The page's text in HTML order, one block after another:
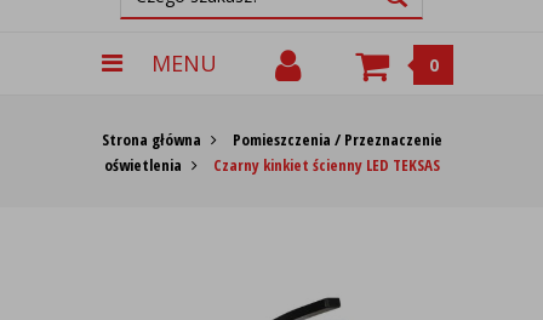
MENU 0
Strona główna
Pomieszczenia / Przeznaczenie
oświetlenia
Czarny kinkiet ścienny LED TEKSAS